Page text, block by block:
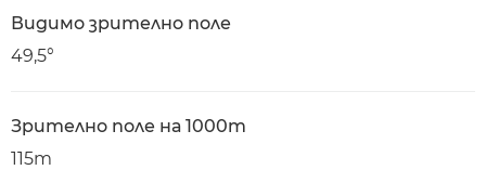
Видимо зрително поле
49,5°
Зрително поле на 1000m
115m